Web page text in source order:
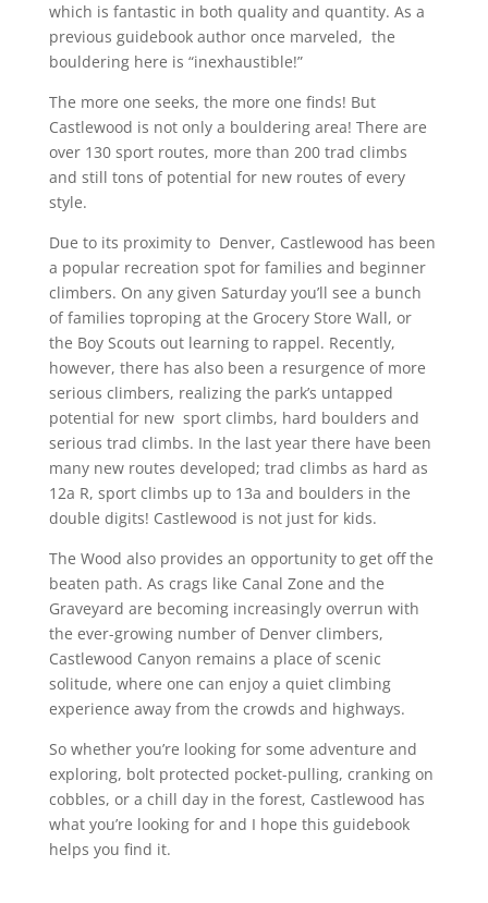
which is fantastic in both quality and quantity. As a
previous guidebook author once marveled, the
bouldering here is “inexhaustible!”
The more one seeks, the more one finds! But
Castlewood is not only a bouldering area! There are
over 130 sport routes, more than 200 trad climbs
and still tons of potential for new routes of every
style.
Due to its proximity to Denver, Castlewood has been
a popular recreation spot for families and beginner
climbers. On any given Saturday you’ll see a bunch
of families toproping at the Grocery Store Wall, or
the Boy Scouts out learning to rappel. Recently,
however, there has also been a resurgence of more
serious climbers, realizing the park’s untapped
potential for new sport climbs, hard boulders and
serious trad climbs. In the last year there have been
many new routes developed; trad climbs as hard as
12a R, sport climbs up to 13a and boulders in the
double digits! Castlewood is not just for kids.
The Wood also provides an opportunity to get off the
beaten path. As crags like Canal Zone and the
Graveyard are becoming increasingly overrun with
the ever-growing number of Denver climbers,
Castlewood Canyon remains a place of scenic
solitude, where one can enjoy a quiet climbing
experience away from the crowds and highways.
So whether you’re looking for some adventure and
exploring, bolt protected pocket-pulling, cranking on
cobbles, or a chill day in the forest, Castlewood has
what you’re looking for and I hope this guidebook
helps you find it.